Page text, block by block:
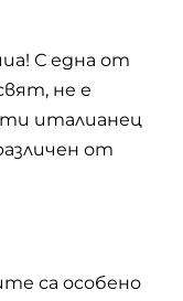
С една от
не е
италианец
от
са особено